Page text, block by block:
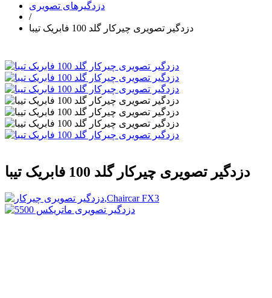
دزدگیرهای تصویری
/
دزدگیر تصویری چیرکار گلد 100 فابریک تیبا
دزدگیر تصویری چیرکار گلد 100 فابریک تیبا